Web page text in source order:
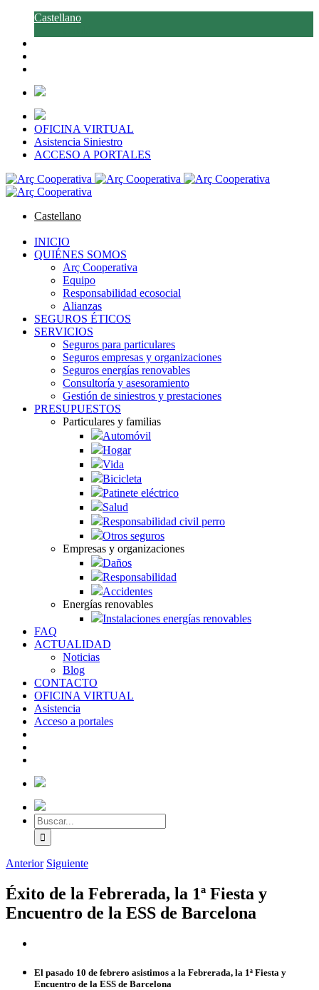
Castellano
OFICINA VIRTUAL
Asistencia Siniestro
ACCESO A PORTALES
Castellano
INICIO
QUIÉNES SOMOS
Arç Cooperativa
Equipo
Responsabilidad ecosocial
Alianzas
SEGUROS ÉTICOS
SERVICIOS
Seguros para particulares
Seguros empresas y organizaciones
Seguros energías renovables
Consultoría y asesoramiento
Gestión de siniestros y prestaciones
PRESUPUESTOS
Particulares y familias
Automóvil
Hogar
Vida
Bicicleta
Patinete eléctrico
Salud
Responsabilidad civil perro
Otros seguros
Empresas y organizaciones
Daños
Responsabilidad
Accidentes
Energías renovables
Instalaciones energías renovables
FAQ
ACTUALIDAD
Noticias
Blog
CONTACTO
OFICINA VIRTUAL
Asistencia
Acceso a portales
Anterior Siguiente
Éxito de la Febrerada, la 1ª Fiesta y
Encuentro de la ESS de Barcelona
El pasado 10 de febrero asistimos a la Febrerada, la 1ª Fiesta y
Encuentro de la ESS de Barcelona